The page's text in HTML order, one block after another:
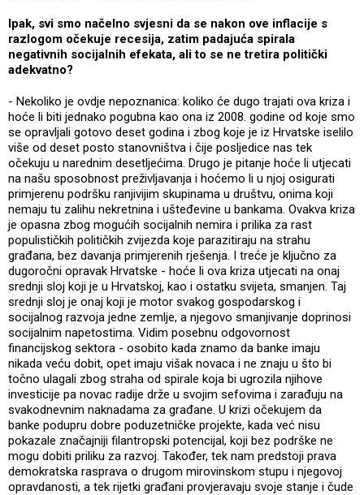
Ipak, svi smo načelno svjesni da se nakon ove inflacije s
razlogom očekuje recesija, zatim padajuća spirala
negativnih socijalnih efekata, ali to se ne tretira politički
adekvatno?
- Nekoliko je ovdje nepoznanica: koliko će dugo trajati ova kriza i
hoće li biti jednako pogubna kao ona iz 2008. godine od koje smo
se opravljali gotovo deset godina i zbog koje je iz Hrvatske iselilo
više od deset posto stanovništva i čije posljedice nas tek
očekuju u narednim desetljećima. Drugo je pitanje hoće li utjecati
na našu sposobnost preživljavanja i hoćemo li u njoj osigurati
primjerenu podršku ranjivijim skupinama u društvu, onima koji
nemaju tu zalihu nekretnina i ušteđevine u bankama. Ovakva kriza
je opasna zbog mogućih socijalnih nemira i prilika za rast
populističkih političkih zvijezda koje parazitiraju na strahu
građana, bez davanja primjerenih rješenja. I treće je ključno za
dugoročni opravak Hrvatske - hoće li ova kriza utjecati na onaj
srednji sloj koji je u Hrvatskoj, kao i ostatku svijeta, smanjen. Taj
srednji sloj je onaj koji je motor svakog gospodarskog i
socijalnog razvoja jedne zemlje, a njegovo smanjivanje doprinosi
socijalnim napetostima. Vidim posebnu odgovornost
financijskog sektora - osobito kada znamo da banke imaju
nikada veću dobit, opet imaju višak novaca i ne znaju u što bi
točno ulagali zbog straha od spirale koja bi ugrozila njihove
investicije pa novac radije drže u svojim sefovima i zarađuju na
svakodnevnim naknadama za građane. U krizi očekujem da
banke podupru dobre poduzetničke projekte, kada već nisu
pokazale značajniji filantropski potencijal, koji bez podrške ne
mogu dobiti priliku za razvoj. Također, tek nam predstoji prava
demokratska rasprava o drugom mirovinskom stupu i njegovoj
opravdanosti, a tek rijetki građani provjeravaju svoje stanje i čude